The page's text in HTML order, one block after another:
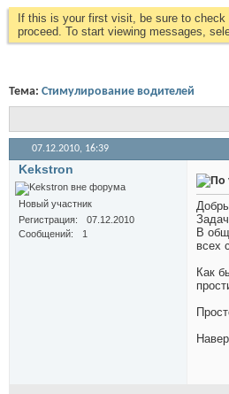
If this is your first visit, be sure to check
proceed. To start viewing messages,
Тема: Стимулирование водителей
07.12.2010, 16:39
Kekstron
Новый участник
Регистрация
07.12.2010
Сообщений
1
В
всех
Как